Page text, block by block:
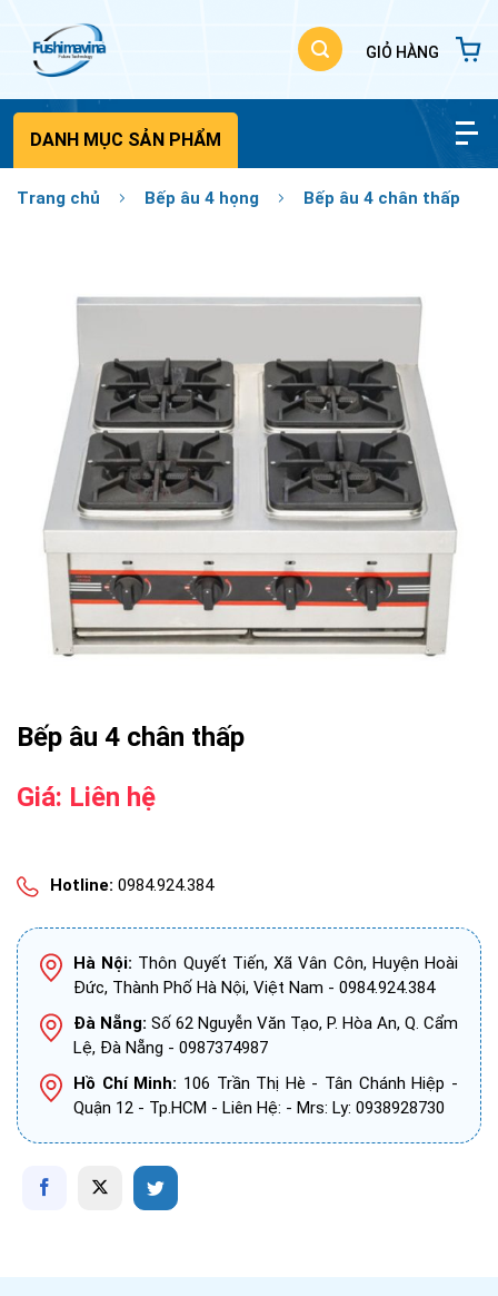
DANH MỤC SẢN PHẨM
Trang chủ Bếp âu 4 họng Bếp âu 4 chân thấp
Bếp âu 4 chân thấp
Giá: Liên hệ
Hotline: 0984.924.384
Hà Nội: Thôn Quyết Tiến, Xã Vân Côn, Huyện Hoài
Đức, Thành Phố Hà Nội, Việt Nam - 0984.924.384
Đà Nẵng: Số 62 Nguyễn Văn Tạo, P. Hòa An, Q. Cẩm
Lệ, Đà Nẵng - 0987374987
Hồ Chí Minh: 106 Trần Thị Hè - Tân Chánh Hiệp -
Quận 12 - Tp.HCM - Liên Hệ: - Mrs: Ly: 0938928730